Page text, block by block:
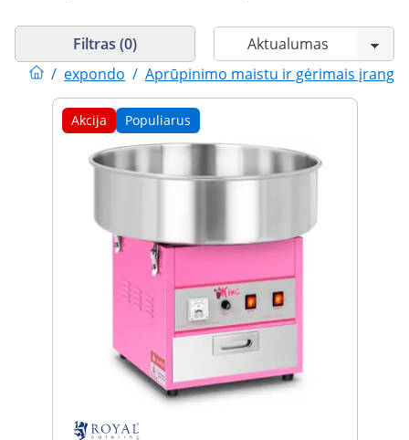
/ expondo / Aprūpinimo maistu ir gėrimais įranga
Filtras (0)
Akcija Populiarus